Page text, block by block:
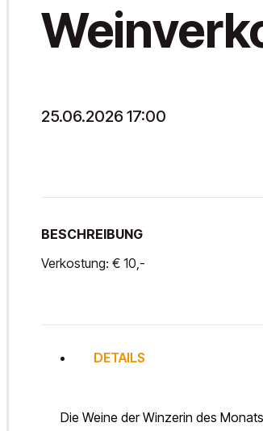
25.06.2026 17:00
BESCHREIBUNG
Verkostung: € 10,-
DETAILS
Die Weine der Winzerin des